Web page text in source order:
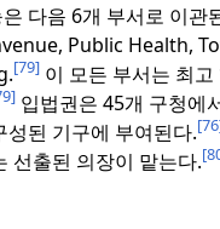
다음 6개 부서로 이관
Public Health,
[79] 이 모든 부서는 최
입법권은 45개 구청에
성된 기구에 부여된다.
선출된 의장이 맡는다.